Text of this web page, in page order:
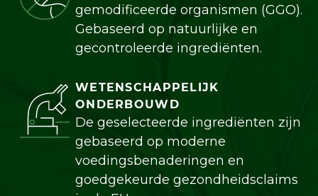
gemodificeerde organismen (GGO).
Gebaseerd op natuurlijke en
gecontroleerde ingrediënten.
WETENSCHAPPELIJK
ONDERBOUWD
De geselecteerde ingrediënten zijn
gebaseerd op moderne
voedingsbenaderingen en
goedgekeurde gezondheidsclaims